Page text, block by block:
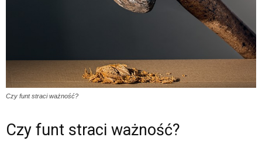
Czy funt straci ważność?
Czy funt straci ważność?